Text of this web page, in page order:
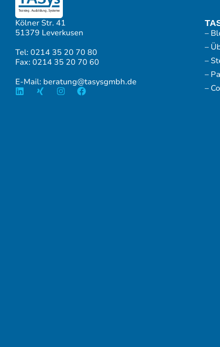
Kölner Str. 41
51379 Leverkusen
Tel: 0214 35 20 70 80
Fax: 0214 35 20 70 60
E-Mail: beratung@tasysgmbh.de
–
–
–
–
–